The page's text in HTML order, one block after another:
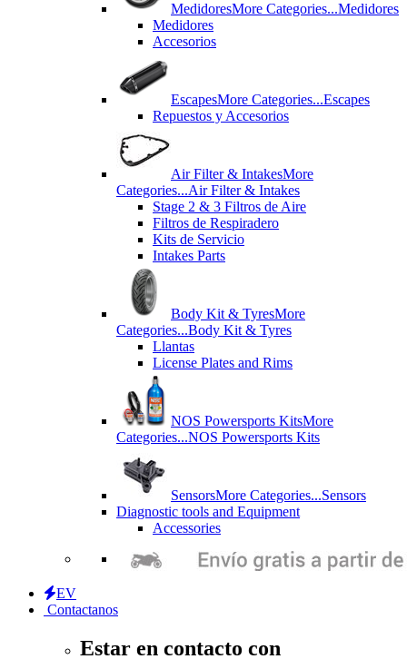
MedidoresMore Categories...Medidores
Medidores
Accesorios
EscapesMore Categories...Escapes
Repuestos y Accesorios
Air Filter & IntakesMore
Categories...Air Filter & Intakes
Stage 2 & 3 Filtros de Aire
Filtros de Respiradero
Kits de Servicio
Intakes Parts
Body Kit & TyresMore
Categories...Body Kit & Tyres
Llantas
License Plates and Rims
NOS Powersports KitsMore
Categories...NOS Powersports Kits
SensorsMore Categories...Sensors
Diagnostic tools and Equipment
Accessories
EV
Contactanos
Estar en contacto con